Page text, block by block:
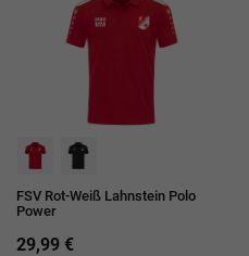
FSV Rot-Weiß Lahnstein Polo
Power
29,99 €